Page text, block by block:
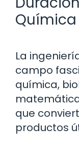
La
campo
química,
que
productos